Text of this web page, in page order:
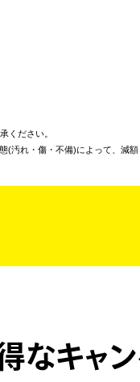
ください。
汚れ・傷・不備)によって、減額
なキャ